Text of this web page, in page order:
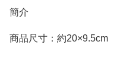
簡介
商品尺寸：約20×9.5cm